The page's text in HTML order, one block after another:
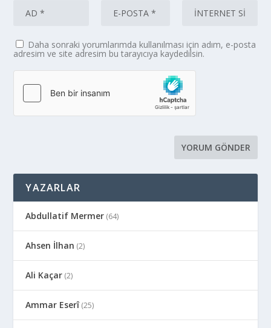
Daha sonraki yorumlarımda kullanılması için adım, e-posta
adresim ve site adresim bu tarayıcıya kaydedilsin.
YAZARLAR
Abdullatif Mermer (64)
Ahsen İlhan (2)
Ali Kaçar (2)
Ammar Eserî(25)